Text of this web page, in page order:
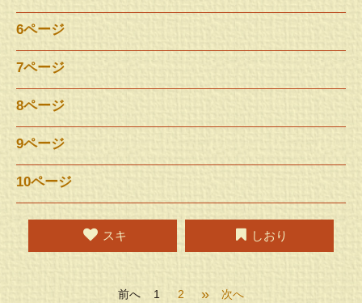
6ページ
7ページ
8ページ
9ページ
10ページ
スキ しおり
前へ 1 2 » 次へ